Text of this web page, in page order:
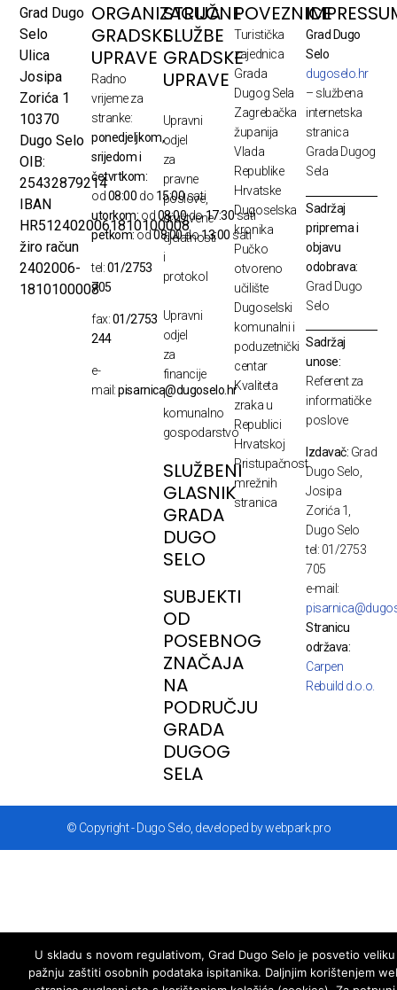
Grad Dugo
Selo
Ulica
Josipa
Zorića 1
10370
Dugo Selo
OIB:
25432879214
IBAN
HR5124020061810100008
žiro račun
2402006-
1810100008
ORGANIZACIJA
GRADSKE
UPRAVE
Radno
vrijeme za
stranke:
ponedjeljkom,
srijedom i
četvrtkom:
od08:00 do 15:00sati
utorkom: od08:00do17:30sati
petkom:od08:00do13:00 sati
tel:01/2753
705
fax:01/2753
244
e-
mail:pisarnica@dugoselo.hr
STRUČNE
SLUŽBE
GRADSKE
UPRAVE
Upravni
odjel
za
pravne
poslove,
društvene
djelatnosti
i
protokol
Upravni
odjel
za
financije
i
komunalno
gospodarstvo
SLUŽBENI
GLASNIK
GRADA
DUGO
SELO
SUBJEKTI
OD
POSEBNOG
ZNAČAJA
NA
PODRUČJU
GRADA
DUGOG
SELA
POVEZNICE
Turistička
zajednica
Grada
Dugog Sela
Zagrebačka
županija
Vlada
Republike
Hrvatske
Dugoselska
kronika
Pučko
otvoreno
učilište
Dugoselski
komunalni i
poduzetnički
centar
Kvaliteta
zraka u
Republici
Hrvatskoj
Pristupačnost
mrežnih
stranica
Grad Dugo
Selo
dugoselo.hr
– službena
internetska
stranica
Grada Dugog
Sela
Sadržaj
priprema i
objavu
odobrava:
Grad Dugo
Selo
Sadržaj
unose:
Referent za
informatičke
poslove
Izdavač: Grad
Dugo Selo,
Josipa
Zorića 1,
Dugo Selo
tel: 01/2753
705
e-mail:
Stranicu
održava:
Carpen
Rebuild d.o.o.
© Copyright - Dugo Selo, developed by webpark.pro
U skladu s novom regulativom, Grad Dugo Selo je posvetio veliku
pažnju zaštiti osobnih podataka ispitanika. Daljnjim korištenjem